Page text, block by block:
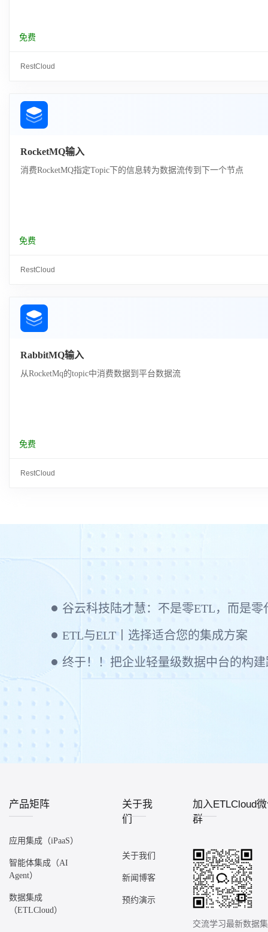
免费
RestCloud
RocketMQ输入
消费RocketMQ指定Topic下的信息转为数据流传到下一个节点
免费
RestCloud
RabbitMQ输入
从RocketMq的topic中消费数据到平台数据流
免费
RestCloud
ETL与ELT丨选择适合您的集成方案
终于！！把企业轻量级数据中台的构
产品矩阵
应用集成（iPaaS）
智能体集成（AI
Agent）
数据集成
（ETLCloud）
关于我
们
关于我们
新闻博客
预约演示
加入ETLCloud
群
交流学习最新数据